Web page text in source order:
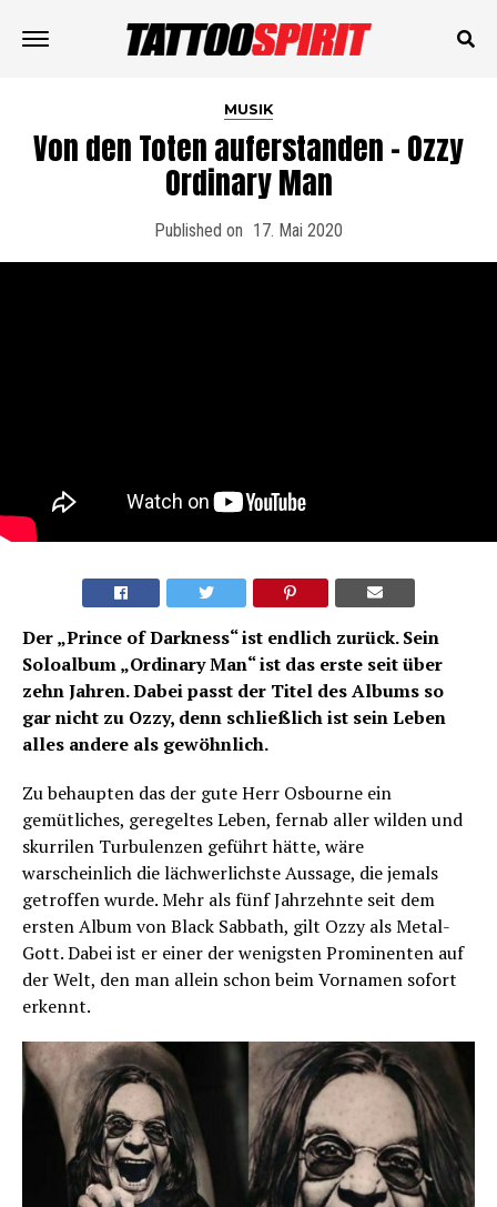
MUSIK
Von den Toten auferstanden – Ozzy
Ordinary Man
Published on 17. Mai 2020
Der „Prince of Darkness“ ist endlich zurück. Sein
Soloalbum „Ordinary Man“ ist das erste seit über
zehn Jahren. Dabei passt der Titel des Albums so
gar nicht zu Ozzy, denn schließlich ist sein Leben
alles andere als gewöhnlich.
Zu behaupten das der gute Herr Osbourne ein
gemütliches, geregeltes Leben, fernab aller wilden und
skurrilen Turbulenzen geführt hätte, wäre
warscheinlich die lächwerlichste Aussage, die jemals
getroffen wurde. Mehr als fünf Jahrzehnte seit dem
ersten Album von Black Sabbath, gilt Ozzy als Metal-
Gott. Dabei ist er einer der wenigsten Prominenten auf
der Welt, den man allein schon beim Vornamen sofort
erkennt.